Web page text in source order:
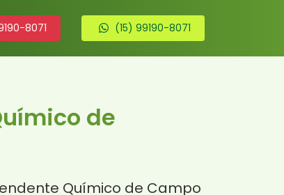
8071 (15) 99190-8071
de
Químico de Campo